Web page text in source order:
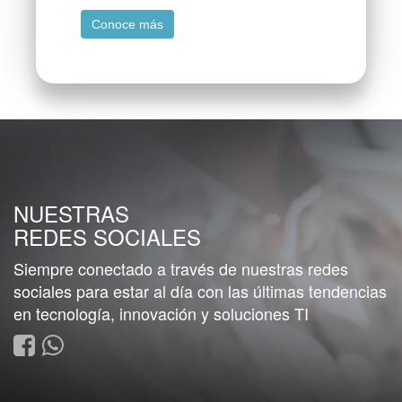
Conoce más
NUESTRAS
REDES SOCIALES
Siempre conectado a través de nuestras redes
sociales para estar al día con las últimas tendencias
en tecnología, innovación y soluciones TI